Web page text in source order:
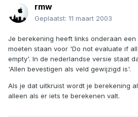
rmw
Geplaatst: 11 maart 2003
Je berekening heeft links onderaan
moeten staan voor 'Do not evaluate if
empty'. In de nederlandse versie staat
'Allen bevestigen als veld gewijzigd is'.
Als je dat uitkruist wordt je berekening
alleen als er iets te berekenen valt.